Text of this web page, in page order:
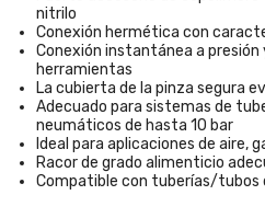
nitrilo
Conexión hermética con
Conexión instantánea a presión
herramientas
La cubierta de la pinza segura
Adecuado para sistemas de
neumáticos de hasta 10 bar
Ideal para aplicaciones de aire,
Racor de grado alimenticio
Compatible con tuberías/tubos